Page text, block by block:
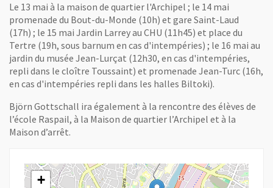
Le 13 mai à la maison de quartier l'Archipel ; le 14 mai
promenade du Bout-du-Monde (10h) et gare Saint-Laud
(17h) ; le 15 mai Jardin Larrey au CHU (11h45) et place du
Tertre (19h, sous barnum en cas d'intempéries) ; le 16 mai au
jardin du musée Jean-Lurçat (12h30, en cas d'intempéries,
repli dans le cloître Toussaint) et promenade Jean-Turc (16h,
en cas d'intempéries repli dans les halles Biltoki).
Björn Gottschall ira également à la rencontre des élèves de
l’école Raspail, à la Maison de quartier l’Archipel et à la
Maison d’arrêt.
+